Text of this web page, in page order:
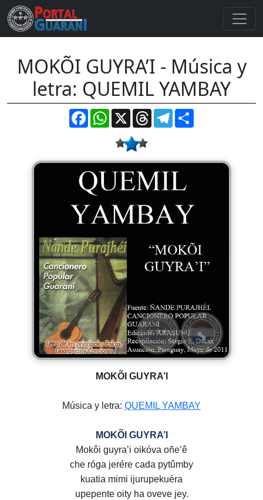
MOKÕI GUYRA’I - Música y
letra: QUEMIL YAMBAY
FacebookWhatsApp
X ThreadsTelegram
MOKÕI GUYRA’I
Música y letra: QUEMIL YAMBAY
MOKÕI GUYRA’I
Mokôi guyra’i oikóva oñe’ê
che róga jerére cada pytûmby
kuatia mimi ijurupekuéra
upepente oity ha oveve jey.